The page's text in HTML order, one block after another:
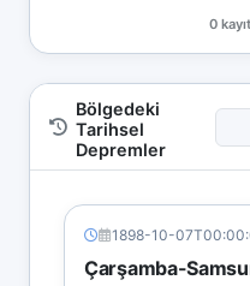
0
Bölgedeki
Tarihsel
Depremler
1898-10-
Çarşamba-